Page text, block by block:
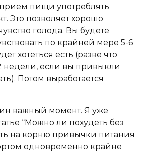
пищи употреблять
Это позволяет хорошо
голода. Вы будете
по крайней мере 5-6
хотеться есть (разве что
недели, если вы привыкли
Потом выработается
важный момент. Я уже
“Можно ли похудеть без
на корню привычки питания
одновременно крайне